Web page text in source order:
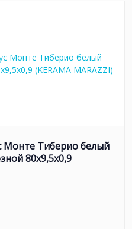
Монте Тиберио белый
80x9,5x0,9